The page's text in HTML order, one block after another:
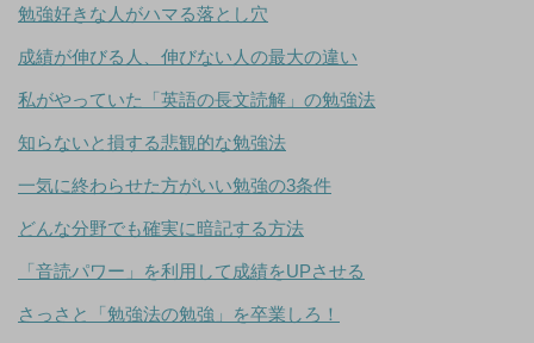
勉強好きな人がハマる落とし穴
成績が伸びる人、伸びない人の最大の違い
私がやっていた「英語の長文読解」の勉強法
知らないと損する悲観的な勉強法
一気に終わらせた方がいい勉強の3条件
どんな分野でも確実に暗記する方法
「音読パワー」を利用して成績をUPさせる
さっさと「勉強法の勉強」を卒業しろ！